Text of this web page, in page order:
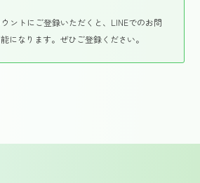
ントにご登録いただくと、LINEでのお問
になります。ぜひご登録ください。